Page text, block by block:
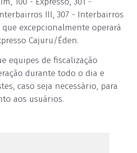
III, 307 - Interbairros
que excepcionalmente operará
Cajuru/Éden.
equipes de fiscalização
durante todo o dia e
caso seja necessário, para
aos usuários.